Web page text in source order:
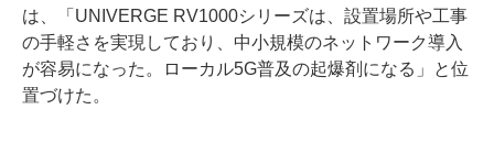
は、「UNIVERGE RV1000シリーズは、設置場所や工事
の手軽さを実現しており、中小規模のネットワーク導入
が容易になった。ローカル5G普及の起爆剤になる」と位
置づけた。